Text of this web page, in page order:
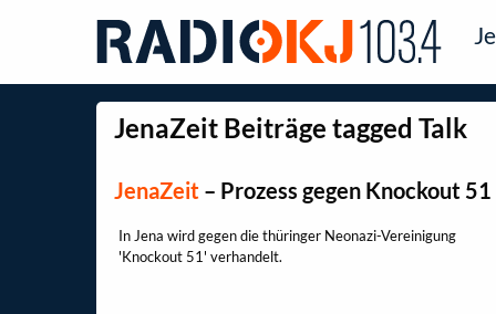
JenaZeit Beiträge tagged Talk
JenaZeit – Prozess gegen Knockout 51
In Jena wird gegen die thüringer Neonazi-Vereinigung
'Knockout 51' verhandelt.